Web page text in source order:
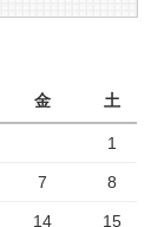
金 土
1
7 8
14 15